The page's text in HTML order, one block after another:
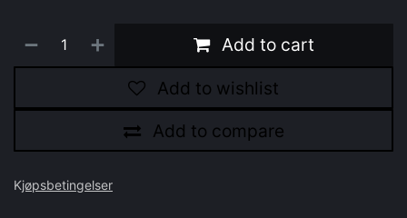
Add to cart
Add to compare
Add to wishlist
Kjøpsbetingelser